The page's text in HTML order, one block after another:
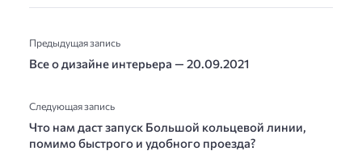
Предыдущая запись
Все о дизайне интерьера — 20.09.2021
Следующая запись
Что нам даст запуск Большой кольцевой линии,
помимо быстрого и удобного проезда?